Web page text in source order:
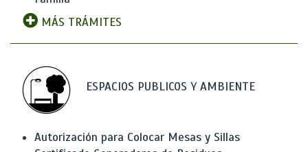
MÁS TRÁMITES
ESPACIOS PUBLICOS Y AMBIENTE
Autorización para Colocar Mesas y Sillas